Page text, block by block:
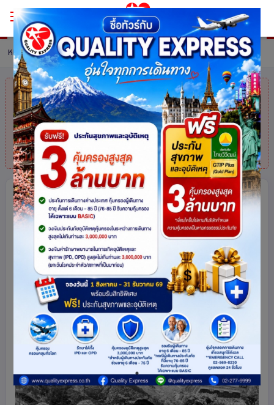
หน้าหลัก ทัวร์ Japan รายละเอียดทัวร์
คุณมาช้าไปแล้ว สินค้าหมดแล้วค่ะแต่ไม่
ต้องห่วง! สอบถามสินค้าคล้ายกันได้ที่
โทร.025113000
คามิโคจิ โอซาก้า อุจิ ทาคายาม่า เกียวโต
เที่ยวครบทุกวัน 5 วัน 3 คืน โดยสายกา
รบินเวียตเจ็ทแอร์ [VZ]
ไม่เข้าร้านช็อปปิ้ง
ญี่ปุ่น 11780 share
ดูโปรแกรมทัวร์